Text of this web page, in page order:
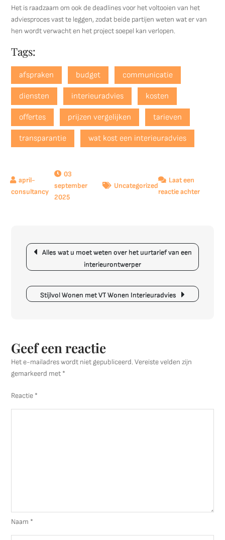
Het is raadzaam om ook de deadlines voor het voltooien van het
adviesproces vast te leggen, zodat beide partijen weten wat er van
hen wordt verwacht en het project soepel kan verlopen.
Tags:
afspraken budget communicatie
diensten interieuradvies kosten
offertes prijzen vergelijken tarieven
transparantie wat kost een interieuradvies
03
september
2025
Uncategorized
Laat een
reactie achterop
Berichtnavigatie
Alles wat u moet weten over het uurtarief van een
interieurontwerper
Stijlvol Wonen met VT Wonen Interieuradvies
Geef een reactie
Het e-mailadres wordt niet gepubliceerd. Vereiste velden zijn
gemarkeerd met *
Reactie *
Naam *